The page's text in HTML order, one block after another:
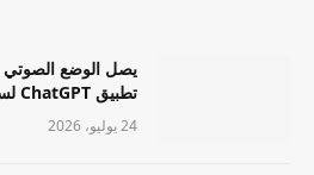
تطبيق ChatGPT لسطح المكتب
24 يوليو، 2026